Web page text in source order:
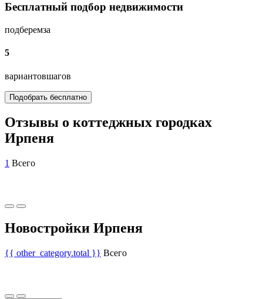
Бесплатный подбор недвижимости
подберемза
5
вариантовшагов
Подобрать бесплатно
Отзывы о коттеджных городках
Ирпеня
1 Всего
Новостройки Ирпеня
{{ other_category.total }} Всего